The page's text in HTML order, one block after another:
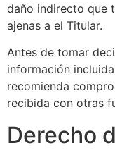
daño indirecto que
ajenas a el Titular.
Antes de tomar
información
recomienda
recibida con otras
Derecho